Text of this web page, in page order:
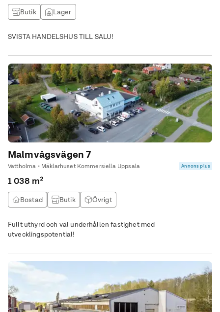
Butik Lager
SVISTA HANDELSHUS TILL SALU!
Malmvågsvägen 7
Vattholma • Mäklarhuset Kommersiella Uppsala Annons plus
1 038 m²
Bostad Butik Övrigt
Fullt uthyrd och väl underhållen fastighet med
utvecklingspotential!